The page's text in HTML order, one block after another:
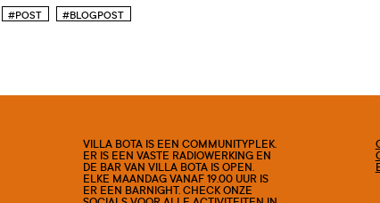
#POST #BLOGPOST
VILLA BOTA IS EEN COMMUNITYPLEK.
ER IS EEN VASTE RADIOWERKING EN
DE BAR VAN VILLA BOTA IS OPEN.
ELKE MAANDAG VANAF 19.00 UUR IS
ER EEN BARNIGHT. CHECK ONZE